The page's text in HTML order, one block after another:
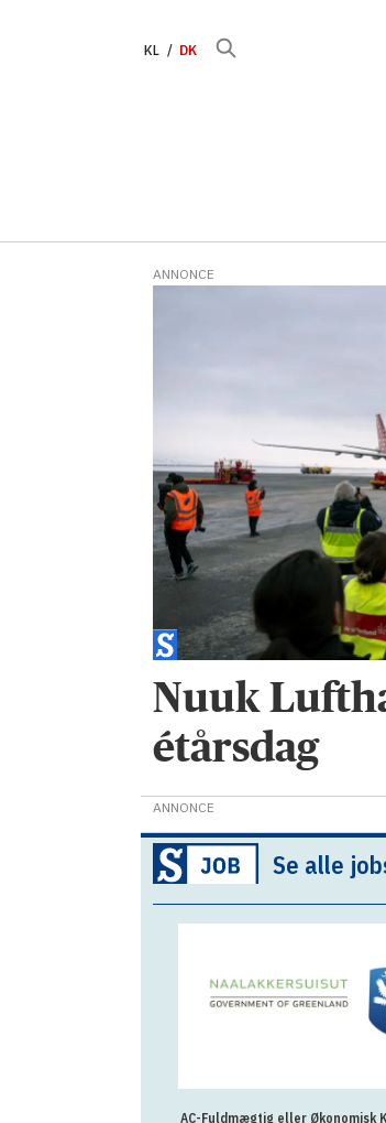
KL DK
ANNONCE
Nuuk
étårsdag
ANNONCE
Se alle
AC-Fuldmægtig eller Økonomisk